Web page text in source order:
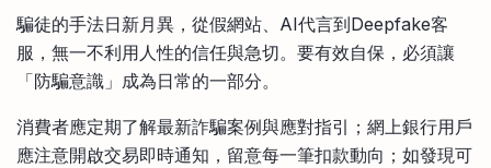
騙徒的手法日新月異，從假網站、AI代言到Deepfake客
服，無一不利用人性的信任與急切。要有效自保，必須讓
「防騙意識」成為日常的一部分。
消費者應定期了解最新詐騙案例與應對指引；網上銀行用戶
應注意開啟交易即時通知，留意每一筆扣款動向；如發現可